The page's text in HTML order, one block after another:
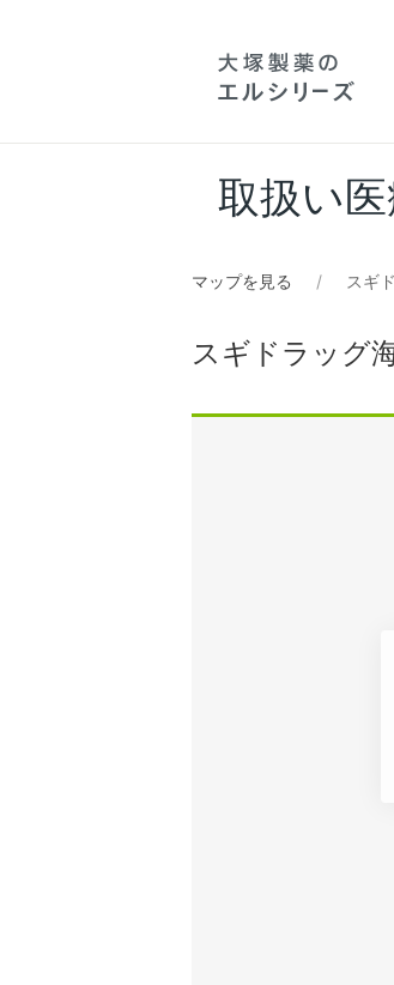
取扱い
マップを見る スギ
スギドラッグ